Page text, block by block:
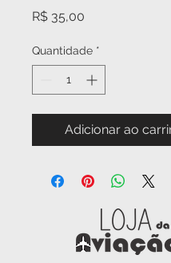
R$ 35,00
Quantidade *
Adicionar ao